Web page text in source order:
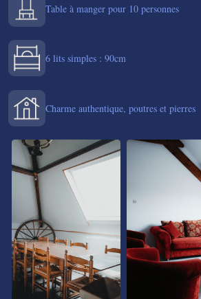
Table à manger pour 10 personnes
6 lits simples : 90cm
Charme authentique, poutres et pierres